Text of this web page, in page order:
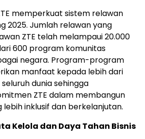
memperkuat sistem relawan
2025. Jumlah relawan yang
ZTE telah melampaui 20.000
600 program komunitas
negara. Program-program
manfaat kepada lebih dari
dunia sehingga
ZTE dalam membangun
inklusif dan berkelanjutan.
Kelola dan Daya Tahan Bisnis